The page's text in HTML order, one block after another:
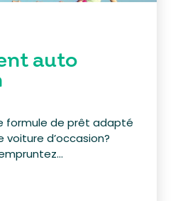
auto
formule de prêt adapté
d’occasion?